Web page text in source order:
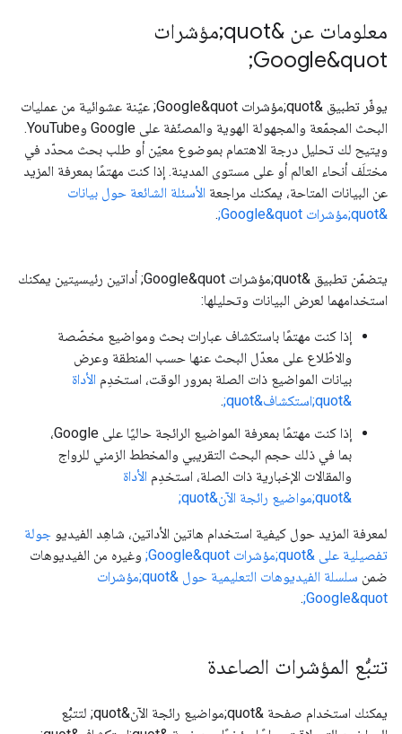
معلومات عن &quot;مؤشرات
Google&quot;
يوفّر تطبيق &quot;مؤشرات Google&quot; عيّنة عشوائية من عمليات
البحث المجمّعة والمجهولة الهوية والمصنّفة على Google وYouTube.
ويتيح لك تحليل درجة الاهتمام بموضوع معيّن أو طلب بحث محدّد في
مختلَف أنحاء العالم أو على مستوى المدينة. إذا كنت مهتمًا بمعرفة المزيد
عن البيانات المتاحة، يمكنك مراجعة الأسئلة الشائعة حول بيانات
&quot;مؤشرات Google&quot;
.
يتضمّن تطبيق &quot;مؤشرات Google&quot; أداتين رئيسيتين يمكنك
استخدامهما لعرض البيانات وتحليلها:
إذا كنت مهتمًا باستكشاف عبارات بحث ومواضيع مخصّصة
والاطّلاع على معدّل البحث عنها حسب المنطقة وعرض
بيانات المواضيع ذات الصلة بمرور الوقت، استخدِم الأداة
&quot;استكشاف&quot;
.
إذا كنت مهتمًا بمعرفة المواضيع الرائجة حاليًا على Google،
بما في ذلك حجم البحث التقريبي والمخطط الزمني للرواج
والمقالات الإخبارية ذات الصلة، استخدِم الأداة
&quot;مواضيع رائجة الآن&quot;
لمعرفة المزيد حول كيفية استخدام هاتين الأداتين، شاهِد الفيديو جولة
تفصيلية على &quot;مؤشرات Google&quot;
وغيره من الفيديوهات
ضمن
سلسلة الفيديوهات التعليمية حول &quot;مؤشرات
Google&quot;
.
تتبُّع المؤشرات الصاعدة
يمكنك استخدام صفحة &quot;مواضيع رائجة الآن&quot; لتتبُّع